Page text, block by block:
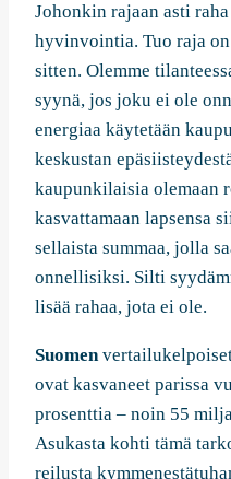
Johonkin rajaan asti
hyvinvointia. Tuo raja
sitten. Olemme
syynä, jos joku ei ole
energiaa käytetään
keskustan
kaupunkilaisia olemaan
kasvattamaan lapsensa
sellaista summaa, jolla
onnellisiksi. Silti
lisää rahaa, jota ei ole.
Suomen
ovat kasvaneet parissa
prosenttia – noin 55
Asukasta kohti tämä
reilusta